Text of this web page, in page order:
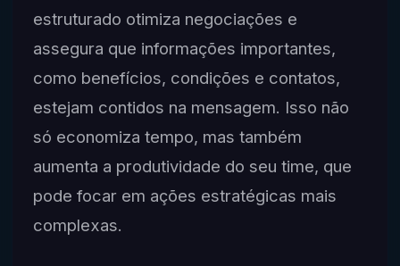
estruturado otimiza negociações e
assegura que informações importantes,
como benefícios, condições e contatos,
estejam contidos na mensagem. Isso não
só economiza tempo, mas também
aumenta a produtividade do seu time, que
pode focar em ações estratégicas mais
complexas.